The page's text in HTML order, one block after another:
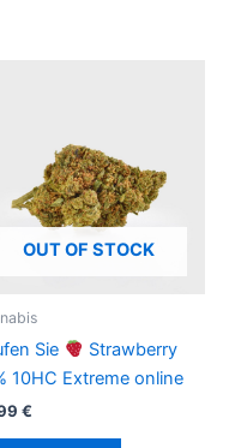
OUT OF STOCK
Sie
Strawberry
10HC Extreme online
€